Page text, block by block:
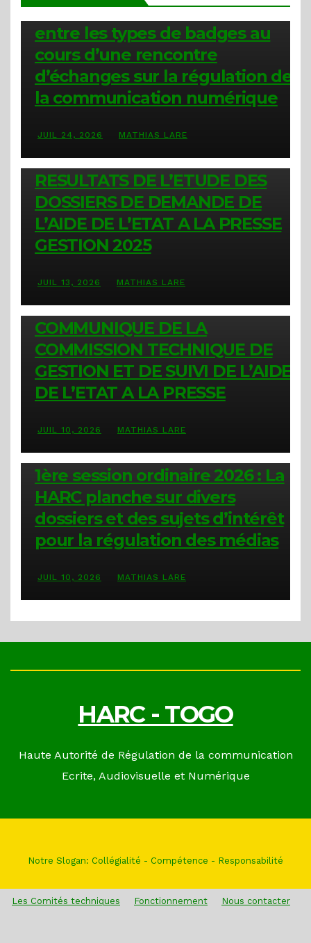
La HARC clarifie la distinction
entre les types de badges au
cours d’une rencontre
d’échanges sur la régulation de
la communication numérique
JUIL 24, 2026 MATHIAS LARE
COMMUNIQUÉS
RESULTATS DE L’ETUDE DES
DOSSIERS DE DEMANDE DE
L’AIDE DE L’ETAT A LA PRESSE
GESTION 2025
JUIL 13, 2026 MATHIAS LARE
COMMUNIQUÉS
COMMUNIQUE DE LA
COMMISSION TECHNIQUE DE
GESTION ET DE SUIVI DE L’AIDE
DE L’ETAT A LA PRESSE
JUIL 10, 2026 MATHIAS LARE
ACTUALITÉS
1ère session ordinaire 2026 : La
HARC planche sur divers
dossiers et des sujets d’intérêt
pour la régulation des médias
JUIL 10, 2026 MATHIAS LARE
HARC - TOGO
Haute Autorité de Régulation de la communication
Ecrite, Audiovisuelle et Numérique
Notre Slogan: Collégialité - Compétence - Responsabilité
Les Comités techniques Fonctionnement Nous contacter